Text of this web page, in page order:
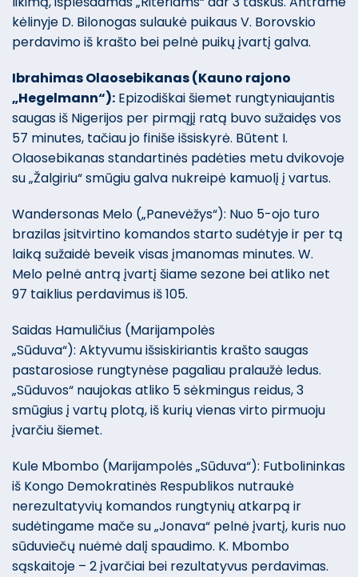
kėlinyje D. Bilonogas sulaukė puikaus V. Borovskio
perdavimo iš krašto bei pelnė puikų įvartį galva.
Ibrahimas Olaosebikanas (Kauno rajono
„Hegelmann“): Epizodiškai šiemet rungtyniaujantis
saugas iš Nigerijos per pirmąjį ratą buvo sužaidęs vos
57 minutes, tačiau jo finiše išsiskyrė. Būtent I.
Olaosebikanas standartinės padėties metu dvikovoje
su „Žalgiriu“ smūgiu galva nukreipė kamuolį į vartus.
Wandersonas Melo („Panevėžys“): Nuo 5-ojo turo
brazilas įsitvirtino komandos starto sudėtyje ir per tą
laiką sužaidė beveik visas įmanomas minutes. W.
Melo pelnė antrą įvartį šiame sezone bei atliko net
97 taiklius perdavimus iš 105.
Saidas Hamuličius (Marijampolės
„Sūduva“): Aktyvumu išsiskiriantis krašto saugas
pastarosiose rungtynėse pagaliau pralaužė ledus.
„Sūduvos“ naujokas atliko 5 sėkmingus reidus, 3
smūgius į vartų plotą, iš kurių vienas virto pirmuoju
įvarčiu šiemet.
Kule Mbombo (Marijampolės „Sūduva“): Futbolininkas
iš Kongo Demokratinės Respublikos nutraukė
nerezultatyvių komandos rungtynių atkarpą ir
sudėtingame mače su „Jonava“ pelnė įvartį, kuris nuo
sūduviečų nuėmė dalį spaudimo. K. Mbombo
sąskaitoje – 2 įvarčiai bei rezultatyvus perdavimas.